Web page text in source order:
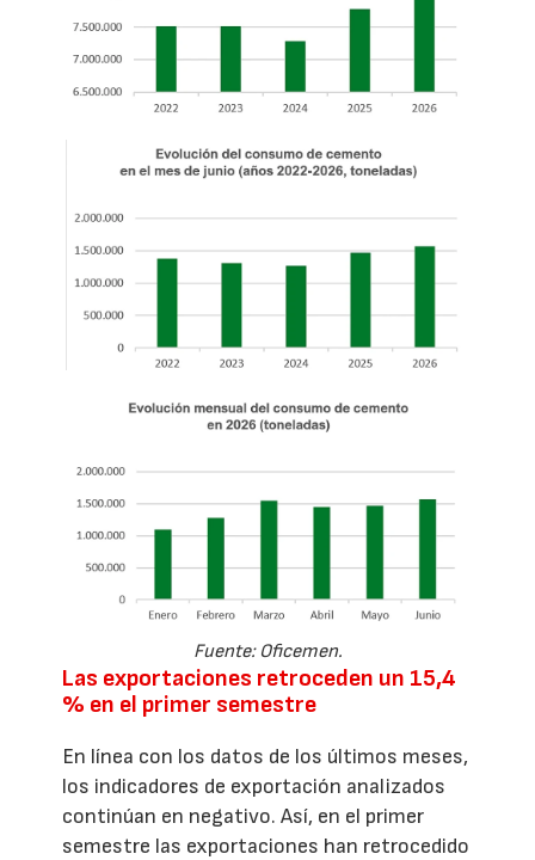
Fuente: Oficemen.
Las exportaciones retroceden un 15,4
% en el primer semestre
En línea con los datos de los últimos meses,
los indicadores de exportación analizados
continúan en negativo. Así, en el primer
semestre las exportaciones han retrocedido